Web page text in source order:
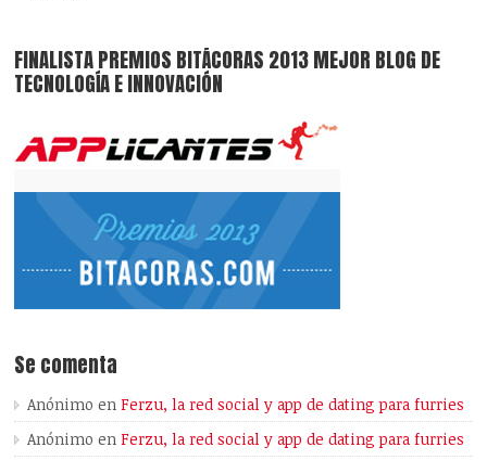
FINALISTA PREMIOS BITÁCORAS 2013 MEJOR BLOG DE
TECNOLOGÍA E INNOVACIÓN
Se comenta
Anónimo enFerzu, la red social y app de dating para furries
Anónimo enFerzu, la red social y app de dating para furries